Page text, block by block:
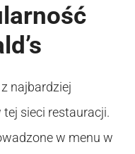
najbardziej
sieci restauracji.
w menu w